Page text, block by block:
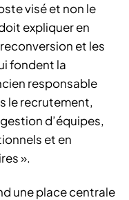
visé et non le
expliquer en
et les
fondent la
responsable
le recrutement,
d’équipes,
et en
».
une place centrale